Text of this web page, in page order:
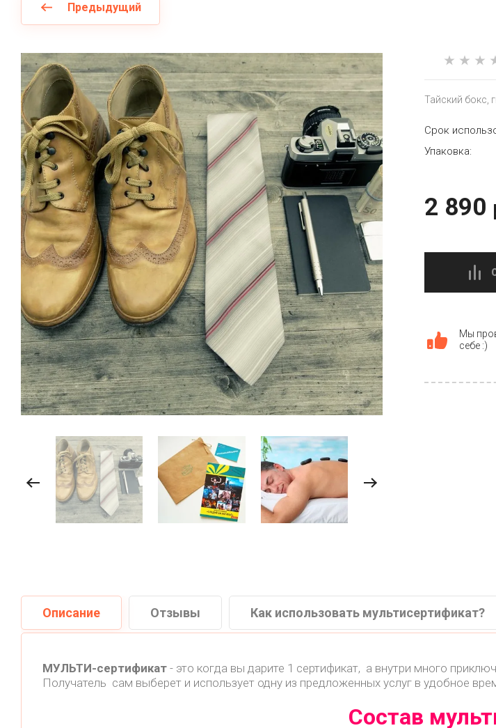
Предыдущий
Тайский бокс,
Срок
Упаковка:
2 890
Мы
себе :)
Описание Отзывы Как использовать мультисертификат?
МУЛЬТИ-сертификат - это когда вы дарите 1 сертификат, а внутри много
Получатель сам выберет и использует одну из предложенных услуг в удобное
Состав